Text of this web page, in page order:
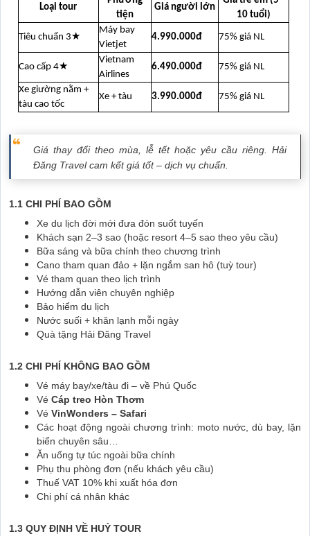
Loại tour
tiện
Giá người lớn
10 tuổi)
Tiêu chuẩn 3★
Máy bay
Vietjet
4.990.000đ 75% giá NL
Cao cấp 4★
Vietnam
Airlines
6.490.000đ 75% giá NL
Xe giường nằm +
tàu cao tốc
Xe + tàu 3.990.000đ 75% giá NL
Giá thay đổi theo mùa, lễ tết hoặc yêu cầu riêng. Hải
Đăng Travel cam kết giá tốt – dịch vụ chuẩn.
1.1 CHI PHÍ BAO GỒM
Xe du lịch đời mới đưa đón suốt tuyến
Khách sạn 2–3 sao (hoặc resort 4–5 sao theo yêu cầu)
Bữa sáng và bữa chính theo chương trình
Cano tham quan đảo + lặn ngắm san hô (tuỳ tour)
Vé tham quan theo lịch trình
Hướng dẫn viên chuyên nghiệp
Bảo hiểm du lịch
Nước suối + khăn lạnh mỗi ngày
Quà tặng Hải Đăng Travel
1.2 CHI PHÍ KHÔNG BAO GỒM
Vé máy bay/xe/tàu đi – về Phú Quốc
Vé Cáp treo Hòn Thơm
Vé VinWonders – Safari
Các hoạt động ngoài chương trình: moto nước, dù bay, lặn
biển chuyên sâu…
Ăn uống tự túc ngoài bữa chính
Phụ thu phòng đơn (nếu khách yêu cầu)
Thuế VAT 10% khi xuất hóa đơn
Chi phí cá nhân khác
1.3 QUY ĐỊNH VỀ HUỶ TOUR